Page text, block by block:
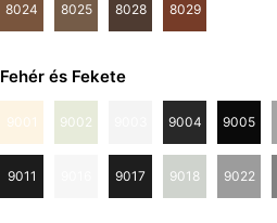
8024 8025 8028 8029
Fehér és Fekete
9001 9002 9004 9005
9011 9017 9018 9022